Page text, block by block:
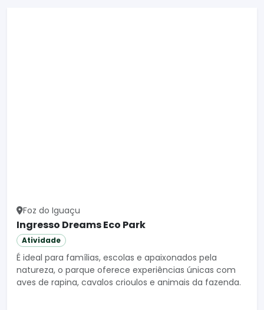
Foz do Iguaçu
Ingresso Dreams Eco Park
Atividade
É ideal para famílias, escolas e apaixonados pela
natureza, o parque oferece experiências únicas com
aves de rapina, cavalos crioulos e animais da fazenda.